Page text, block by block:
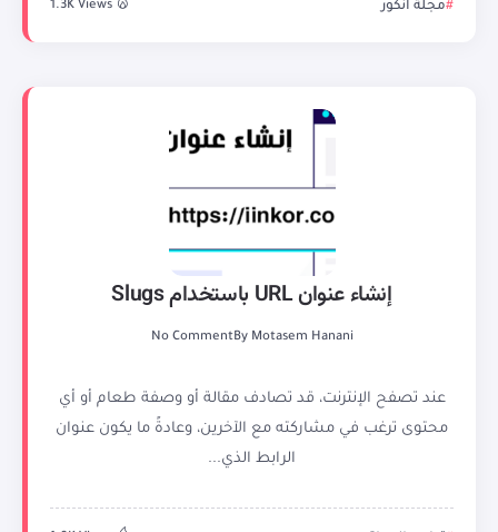
مجلة انكور 1.3K Views
إنشاء عنوان URL باستخدام Slugs
By Motasem Hanani
No Comment
عند تصفح الإنترنت، قد تصادف مقالة أو وصفة طعام أو أي
محتوى ترغب في مشاركته مع الآخرين، وعادةً ما يكون عنوان
الرابط الذي...